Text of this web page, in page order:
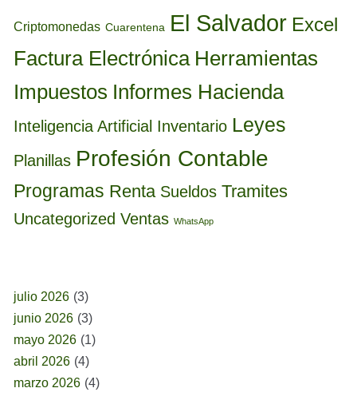
Criptomonedas Cuarentena El Salvador Excel
Factura Electrónica Herramientas
Impuestos Informes Hacienda
Inteligencia Artificial Inventario Leyes
Planillas Profesión Contable
Programas Renta Sueldos Tramites
Uncategorized Ventas WhatsApp
julio 2026 (3)
junio 2026 (3)
mayo 2026 (1)
abril 2026 (4)
marzo 2026 (4)